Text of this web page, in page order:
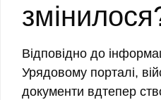
Відповідно до
Урядовому порталі,
документи вдтепер